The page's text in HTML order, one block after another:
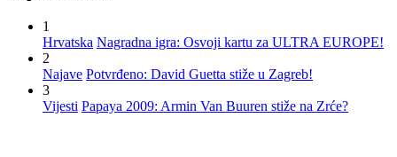
1
Hrvatska Nagradna igra: Osvoji kartu za ULTRA EUROPE!
2
Najave Potvrđeno: David Guetta stiže u Zagreb!
3
Vijesti Papaya 2009: Armin Van Buuren stiže na Zrće?